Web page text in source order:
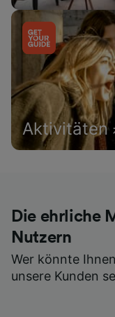
Aktivitäten
Die ehrliche
Nutzern
Wer könnte
unsere Kunden